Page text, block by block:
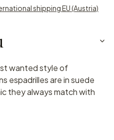
shipping EU (Austria)
wanted style of
espadrilles are in suede
they always match with